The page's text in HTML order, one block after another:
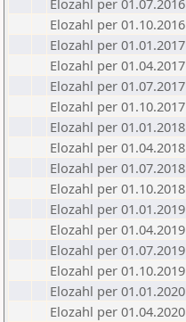
Elozahl per 01.07.2016
Elozahl per 01.10.2016
Elozahl per 01.01.2017
Elozahl per 01.04.2017
Elozahl per 01.07.2017
Elozahl per 01.10.2017
Elozahl per 01.01.2018
Elozahl per 01.04.2018
Elozahl per 01.07.2018
Elozahl per 01.10.2018
Elozahl per 01.01.2019
Elozahl per 01.04.2019
Elozahl per 01.07.2019
Elozahl per 01.10.2019
Elozahl per 01.01.2020
Elozahl per 01.04.2020